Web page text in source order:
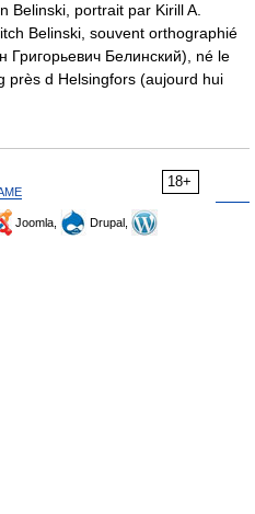
Belinski, portrait par Kirill A.
Belinski, souvent orthographié
Григорьевич Белинский), né le
près d Helsingfors (aujourd hui
18+
Joomla,
Drupal,